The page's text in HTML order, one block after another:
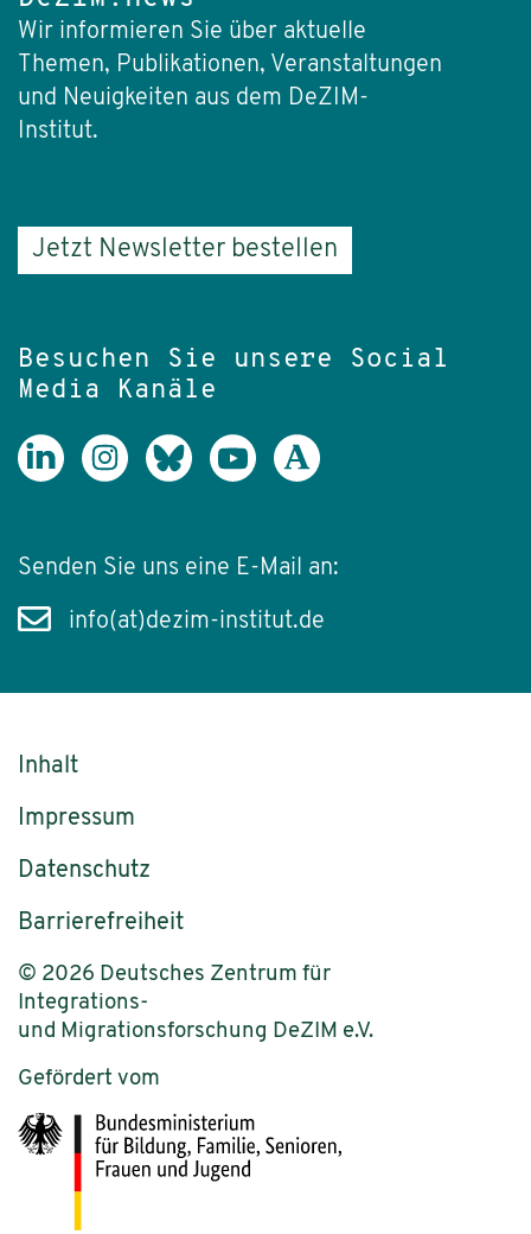
Wir informieren Sie über aktuelle
Themen, Publikationen, Veranstaltungen
und Neuigkeiten aus dem DeZIM-
Institut.
Jetzt Newsletter bestellen
Besuchen Sie unsere Social
Media Kanäle
Senden Sie uns eine E-Mail an:
info(at)dezim-institut.de
Inhalt
Impressum
Datenschutz
Barrierefreiheit
© 2026 Deutsches Zentrum für
Integrations-
und Migrationsforschung DeZIM e.V.
Gefördert vom